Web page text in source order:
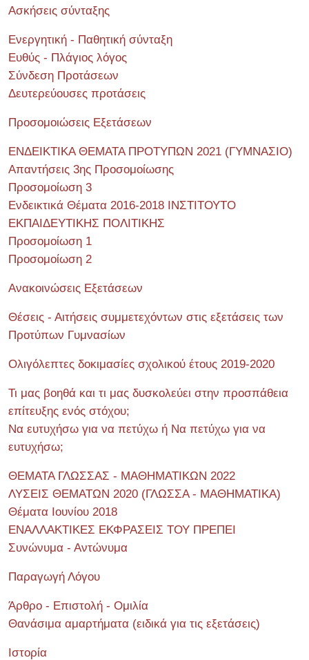
Ασκήσεις σύνταξης
Ενεργητική - Παθητική σύνταξη
Ευθύς - Πλάγιος λόγος
Σύνδεση Προτάσεων
Δευτερεύουσες προτάσεις
Προσομοιώσεις Εξετάσεων
ΕΝΔΕΙΚΤΙΚΑ ΘΕΜΑΤΑ ΠΡΟΤΥΠΩΝ 2021 (ΓΥΜΝΑΣΙΟ)
Απαντήσεις 3ης Προσομοίωσης
Προσομοίωση 3
Ενδεικτικά Θέματα 2016-2018 ΙΝΣΤΙΤΟΥΤΟ
ΕΚΠΑΙΔΕΥΤΙΚΗΣ ΠΟΛΙΤΙΚΗΣ
Προσομοίωση 1
Προσομοίωση 2
Ανακοινώσεις Εξετάσεων
Θέσεις - Αιτήσεις συμμετεχόντων στις εξετάσεις των
Προτύπων Γυμνασίων
Ολιγόλεπτες δοκιμασίες σχολικού έτους 2019-2020
Τι μας βοηθά και τι μας δυσκολεύει στην προσπάθεια
επίτευξης ενός στόχου;
Να ευτυχήσω για να πετύχω ή Να πετύχω για να
ευτυχήσω;
ΘΕΜΑΤΑ ΓΛΩΣΣΑΣ - ΜΑΘΗΜΑΤΙΚΩΝ 2022
ΛΥΣΕΙΣ ΘΕΜΑΤΩΝ 2020 (ΓΛΩΣΣΑ - ΜΑΘΗΜΑΤΙΚΑ)
Θέματα Ιουνίου 2018
ΕΝΑΛΛΑΚΤΙΚΕΣ ΕΚΦΡΑΣΕΙΣ ΤΟΥ ΠΡΕΠΕΙ
Συνώνυμα - Αντώνυμα
Παραγωγή Λόγου
Άρθρο - Επιστολή - Ομιλία
Θανάσιμα αμαρτήματα (ειδικά για τις εξετάσεις)
Ιστορία